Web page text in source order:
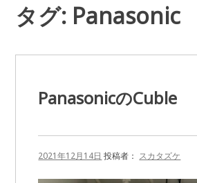
タグ: Panasonic
PanasonicのCuble
2021年12月14日 投稿者： スカタズケ